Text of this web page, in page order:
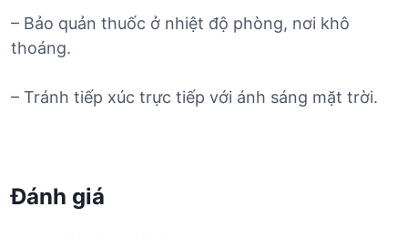
– Bảo quản thuốc ở nhiệt độ phòng, nơi khô
thoáng.
– Tránh tiếp xúc trực tiếp với ánh sáng mặt trời.
Đánh giá